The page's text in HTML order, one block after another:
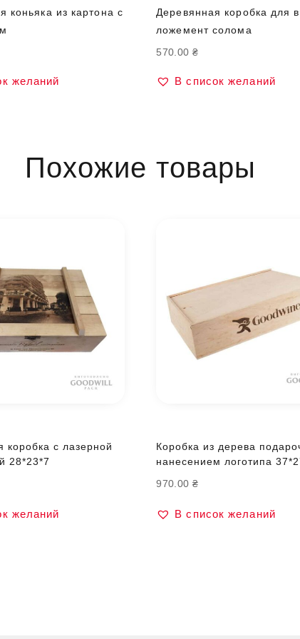
коньяка из картона с
желаний
Деревянная коробка для
ложемент солома
570.00 ₴
В список желаний
Похожие товары
коробка с лазерной
28*23*7
желаний
Коробка из дерева
нанесением логотипа
970.00 ₴
В список желаний